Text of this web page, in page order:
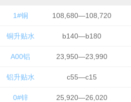
1#铜 108,680—108,720
铜升贴水 b140—b180
A00铝 23,950—23,990
铝升贴水 c55—c15
0#锌 25,920—26,020